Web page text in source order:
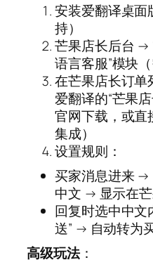
安装爱翻译桌
持）
芒果店长后台 →
语言客服”模块
在芒果店长订单
爱翻译的“芒果
官网下载，或直
集成）
设置规则：
买家消息进来 →
中文 → 显示在
回复时选中中
送” → 自动转为
高级玩法：